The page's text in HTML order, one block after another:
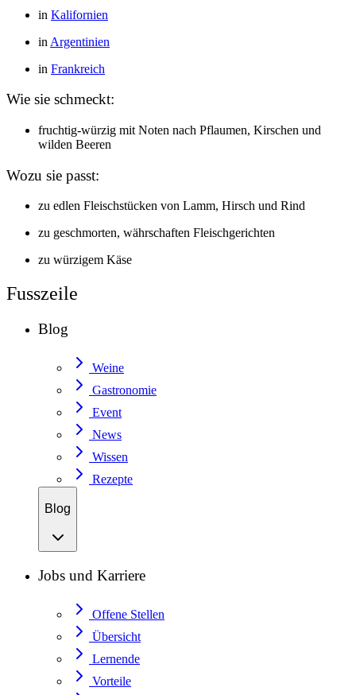
in Kalifornien
in Argentinien
in Frankreich
Wie sie schmeckt:
fruchtig-würzig mit Noten nach Pflaumen, Kirschen und
wilden Beeren
Wozu sie passt:
zu edlen Fleischstücken von Lamm, Hirsch und Rind
zu geschmorten, währschaften Fleischgerichten
zu würzigem Käse
Fusszeile
Blog
Weine
Gastronomie
Event
News
Wissen
Rezepte
Blog
Jobs und Karriere
Offene Stellen
Übersicht
Lernende
Vorteile